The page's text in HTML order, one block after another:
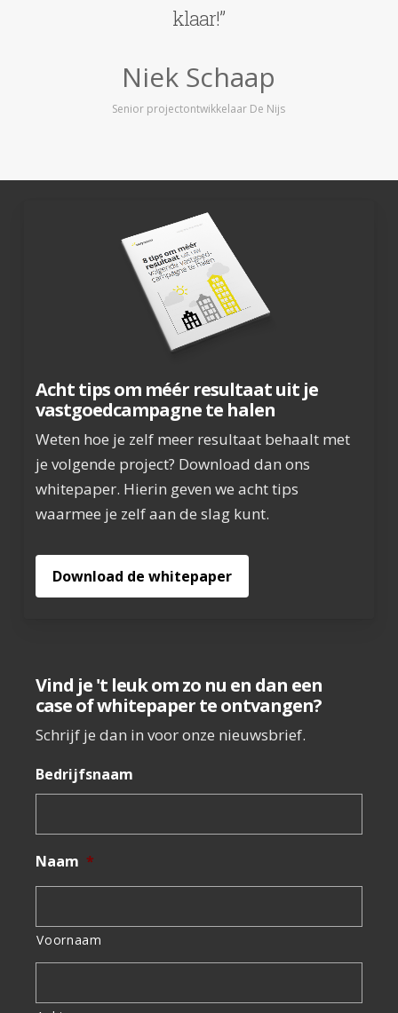
klaar!”
Niek Schaap
Senior projectontwikkelaar De Nijs
Acht tips om méér resultaat uit je
vastgoedcampagne te halen
Weten hoe je zelf meer resultaat behaalt met
je volgende project? Download dan ons
whitepaper. Hierin geven we acht tips
waarmee je zelf aan de slag kunt.
Download de whitepaper
Vind je 't leuk om zo nu en dan een
case of whitepaper te ontvangen?
Schrijf je dan in voor onze nieuwsbrief.
Bedrijfsnaam
Naam *
Voornaam